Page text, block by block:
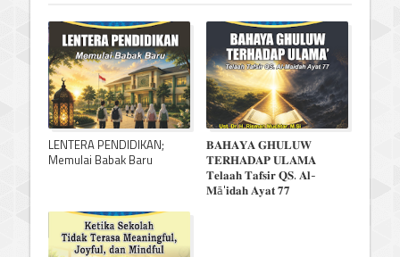
LENTERA PENDIDIKAN;
Memulai Babak Baru
𝐁𝐀𝐇𝐀𝐘𝐀 𝐆𝐇𝐔𝐋𝐔𝐖
𝐓𝐄𝐑𝐇𝐀𝐃𝐀𝐏 𝐔𝐋𝐀𝐌𝐀
𝐓𝐞𝐥𝐚𝐚𝐡 𝐓𝐚𝐟𝐬𝐢𝐫 𝐐𝐒. 𝐀𝐥-
𝐌ā'𝐢𝐝𝐚𝐡 𝐀𝐲𝐚𝐭 𝟕𝟕